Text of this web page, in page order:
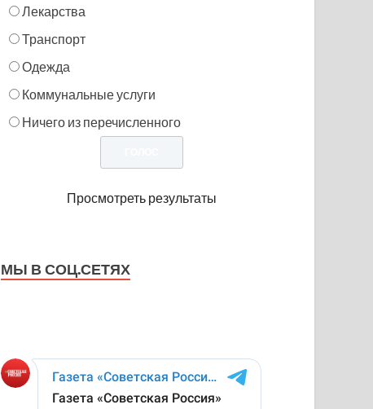
Лекарства
Транспорт
Одежда
Коммунальные услуги
Ничего из перечисленного
Просмотреть результаты
МЫ В СОЦ.СЕТЯХ